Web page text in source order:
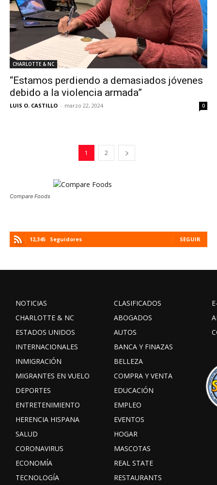
CHARLOTTE & NC
“Estamos perdiendo a demasiados jóvenes
debido a la violencia armada”
LUIS O. CASTILLO - marzo 22, 2024 0
1 2
Compare Foods
12,345 Seguidores SEGUIR
NOTICIAS
CHARLOTTE & NC
ESTADOS UNIDOS
INTERNACIONALES
INMIGRACIÓN
MIGRANTES EN VUELO
DEPORTES
ENTRETENIMIENTO
HERENCIA HISPANA
SALUD
CORONAVIRUS
ECONOMÍA
TECNOLOGÍA
CLASIFICADOS
ABOGADOS
AUTOS
BANCA Y FINAZAS
BELLEZA
COMPRA Y VENTA
EDUCACIÓN
EMPLEO
EVENTOS
HOGAR
MASCOTAS
REAL STATE
RESTAURANTS